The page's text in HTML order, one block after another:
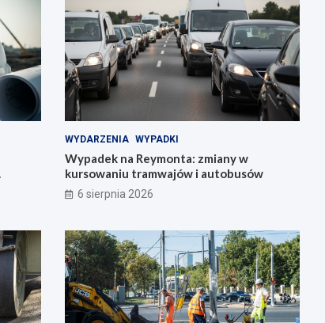
WYDARZENIA WYPADKI
Wypadek na Reymonta: zmiany w
kursowaniu tramwajów i autobusów
6 sierpnia 2026